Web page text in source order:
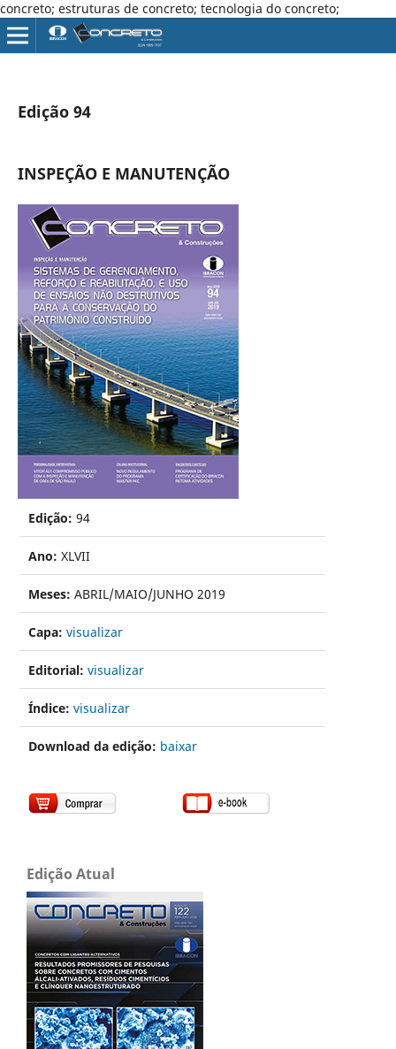
concreto; estruturas de concreto; tecnologia do concreto;
Edição 94
INSPEÇÃO E MANUTENÇÃO
Edição: 94
Ano: XLVII
Meses: ABRIL/MAIO/JUNHO 2019
Capa: visualizar
Editorial: visualizar
Índice: visualizar
Download da edição: baixar
Edição Atual